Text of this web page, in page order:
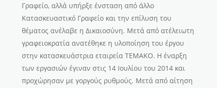
Γραφείο, αλλά υπήρξε ένσταση από άλλο
Κατασκευαστικό Γραφείο και την επίλυση του
θέματος ανέλαβε η Δικαιοσύνη. Μετά από ατέλειωτη
γραφειοκρατία ανατέθηκε η υλοποίηση του έργου
στην κατασκευάστρια εταιρεία ΤΕΜΑΚΟ. Η έναρξη
των εργασιών έγιναν στις 14 Ιουλίου του 2014 και
προχώρησαν με γοργούς ρυθμούς. Μετά από αίτηση